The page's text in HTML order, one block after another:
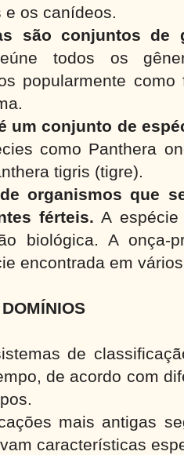
e os canídeos.
são conjuntos de
todos os
popularmente
um conjunto de
como Panthera
tigris (tigre).
organismos que
férteis. A
biológica. A onça-
encontrada em
de
de acordo com
mais antigas
características